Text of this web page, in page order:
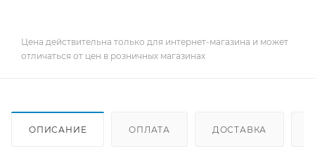
Цена действительна только для интернет-магазина и может
отличаться от цен в розничных магазинах
ОПИСАНИЕ ОПЛАТА ДОСТАВКА